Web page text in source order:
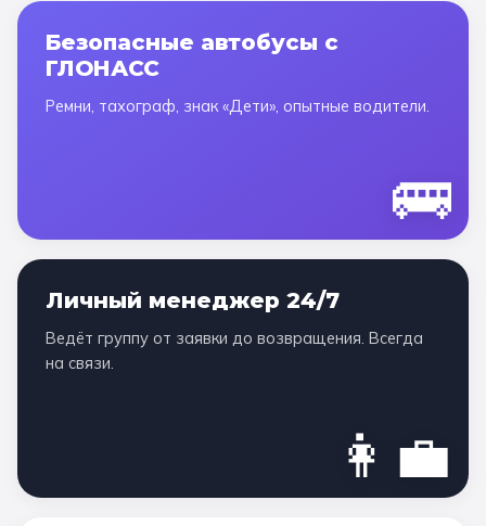
Безопасные автобусы с
ГЛОНАСС
Ремни, тахограф, знак «Дети», опытные водители.
🚌
Личный менеджер 24/7
Ведёт группу от заявки до возвращения. Всегда
на связи.
👩‍💼